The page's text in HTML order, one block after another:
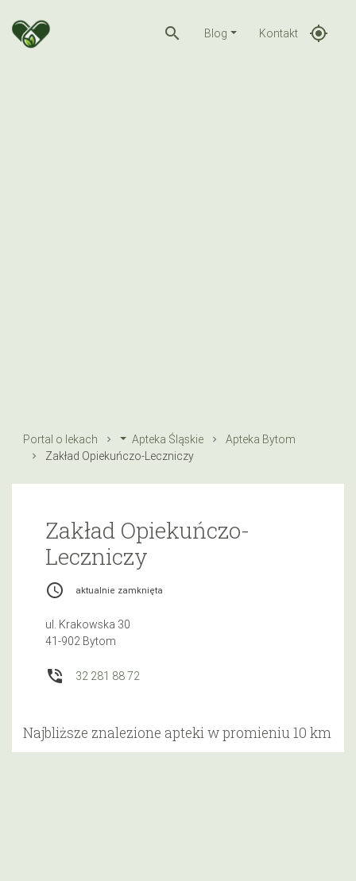
search Blog Kontakt gps_fixed
Portal o lekach Apteka Śląskie
Apteka Bytom
Zakład Opiekuńczo-Leczniczy
Zakład Opiekuńczo-
Leczniczy
access_time aktualnie zamknięta
ul. Krakowska 30
41-902 Bytom
phone_in_talk 32 281 88 72
Najbliższe znalezione apteki w promieniu 10 km